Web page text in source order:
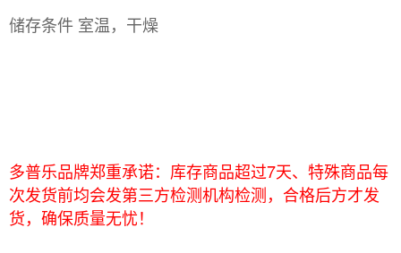
储存条件 室温，干燥
多普乐品牌郑重承诺：库存商品超过7天、特殊商品每
次发货前均会发第三方检测机构检测，合格后方才发
货，确保质量无忧！